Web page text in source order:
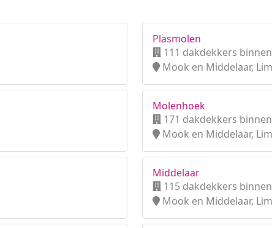
Plasmolen
111 dakdekkers
Mook en Middelaar,
Molenhoek
171 dakdekkers
Mook en Middelaar,
Middelaar
115 dakdekkers
Mook en Middelaar,